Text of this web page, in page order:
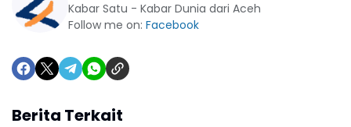
Kabar Satu - Kabar Dunia dari Aceh
Follow me on: Facebook
Berita Terkait